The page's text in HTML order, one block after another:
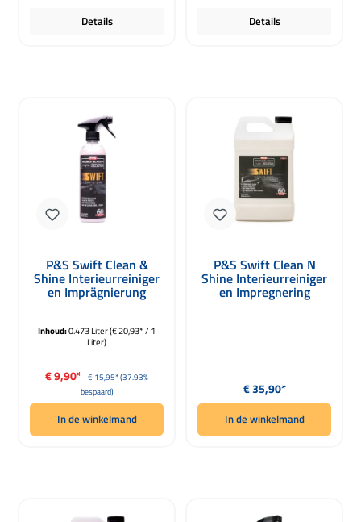
Details Details
P&S Swift Clean &
Shine Interieurreiniger
en Imprägnierung
473ml
Inhoud:0.473 Liter(€ 20,93* / 1
Liter)
Verkoopprijs:
€ 9,90* Normale prijs:
€ 15,95*(37.93%
bespaard)
In de winkelmand
P&S Swift Clean N
Shine Interieurreiniger
en Impregnering
3780ml
Normale prijs:
€ 35,90*
In de winkelmand